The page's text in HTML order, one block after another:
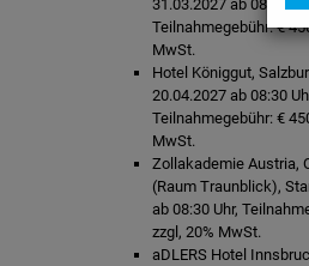
31.03.2027 ab 08:30 Uhr,
Teilnahmegebühr: €
MwSt.
Hotel Königgut,
20.04.2027 ab 08:30
Teilnahmegebühr: €
MwSt.
Zollakademie Austria,
(Raum Traunblick),
ab 08:30 Uhr,
zzgl, 20% MwSt.
aDLERS Hotel